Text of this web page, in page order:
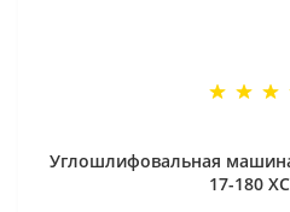
Углошлифовальная
17-180